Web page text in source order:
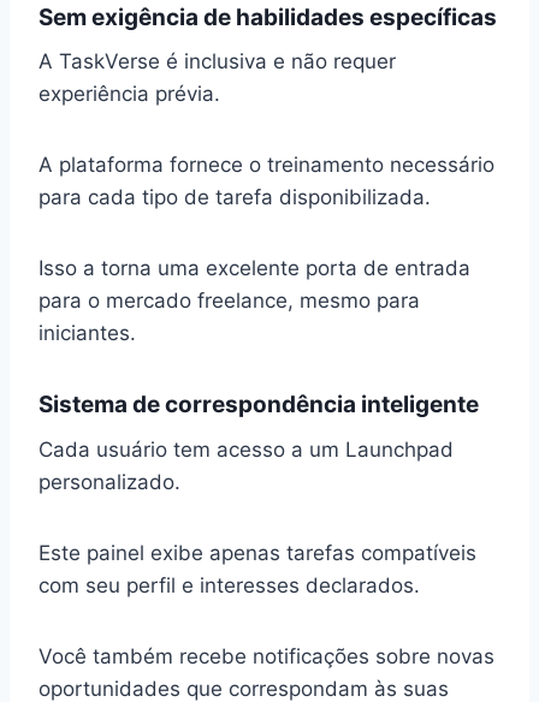
Sem exigência de habilidades específicas
A TaskVerse é inclusiva e não requer
experiência prévia.
A plataforma fornece o treinamento necessário
para cada tipo de tarefa disponibilizada.
Isso a torna uma excelente porta de entrada
para o mercado freelance, mesmo para
iniciantes.
Sistema de correspondência inteligente
Cada usuário tem acesso a um Launchpad
personalizado.
Este painel exibe apenas tarefas compatíveis
com seu perfil e interesses declarados.
Você também recebe notificações sobre novas
oportunidades que correspondam às suas